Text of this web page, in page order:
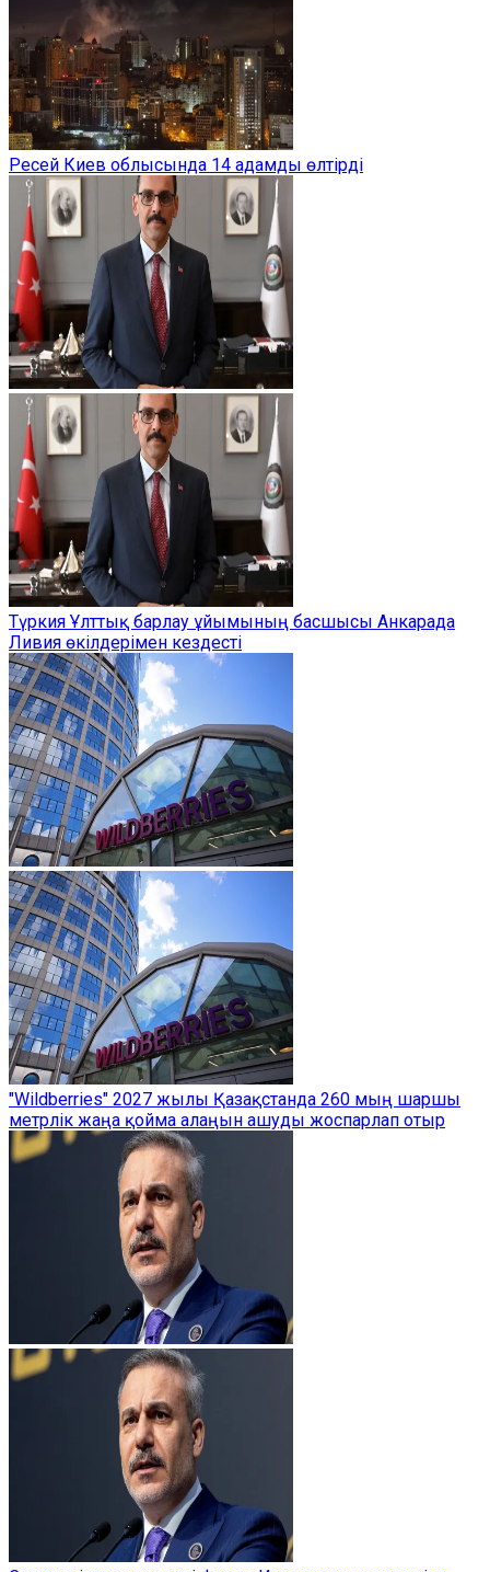
Ресей Киев облысында 14 адамды өлтірді
Түркия Ұлттық барлау ұйымының басшысы Анкарада
Ливия өкілдерімен кездесті
"Wildberries" 2027 жылы Қазақстанда 260 мың шаршы
метрлік жаңа қойма алаңын ашуды жоспарлап отыр